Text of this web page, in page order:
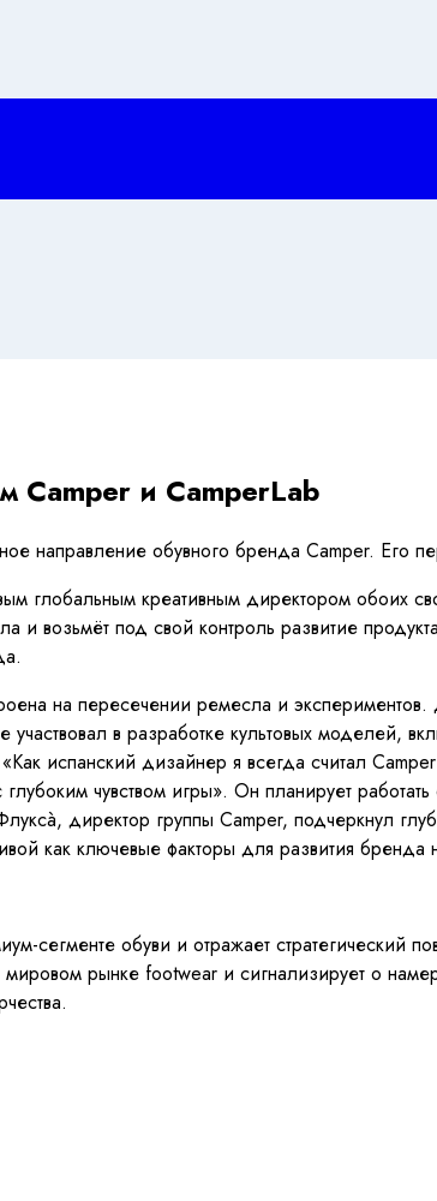
Camper и CamperLab
направление обувного бренда Camper. Его
глобальным креативным директором обоих
возьмёт под свой контроль развитие
на пересечении ремесла и
в разработке культовых моделей,
испанский дизайнер я всегда считал
чувством игры». Он планирует
директор группы Camper, подчеркнул
как ключевые факторы для развития бренда
сегменте обуви и отражает стратегический
рынке footwear и сигнализирует о